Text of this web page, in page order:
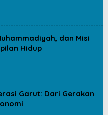
dan Misi
Hidup
Garut: Dari Gerakan